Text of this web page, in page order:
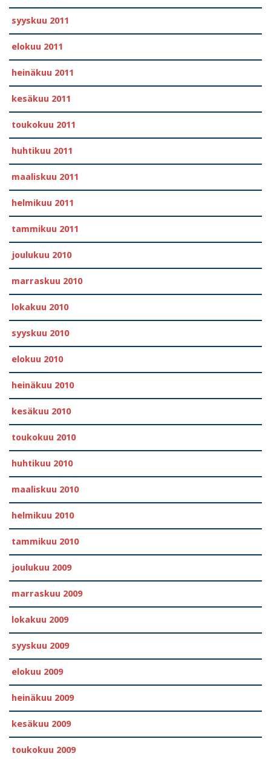
syyskuu 2011
elokuu 2011
heinäkuu 2011
kesäkuu 2011
toukokuu 2011
huhtikuu 2011
maaliskuu 2011
helmikuu 2011
tammikuu 2011
joulukuu 2010
marraskuu 2010
lokakuu 2010
syyskuu 2010
elokuu 2010
heinäkuu 2010
kesäkuu 2010
toukokuu 2010
huhtikuu 2010
maaliskuu 2010
helmikuu 2010
tammikuu 2010
joulukuu 2009
marraskuu 2009
lokakuu 2009
syyskuu 2009
elokuu 2009
heinäkuu 2009
kesäkuu 2009
toukokuu 2009